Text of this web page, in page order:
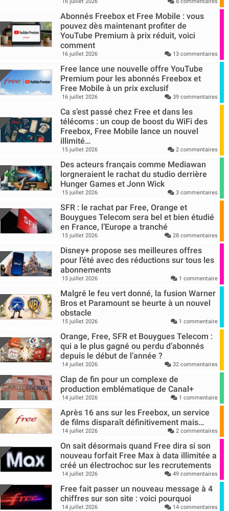
Abonnés Freebox et Free Mobile : vous
pouvez dès maintenant profiter de
YouTube Premium à prix réduit, voici
comment
16 juillet 2026 13 commentaires
Free lance une nouvelle offre YouTube
Premium pour les abonnés Freebox et
Free Mobile à un prix exclusif
16 juillet 2026 39 commentaires
Ca s’est passé chez Free et dans les
télécoms : un coup de boost du WiFi des
Freebox, Free Mobile lance un nouvel
illimité…
15 juillet 2026 2 commentaires
Des acteurs français comme Mediawan
lorgneraient le rachat du studio derrière
Hunger Games et Jonn Wick
15 juillet 2026 3 commentaires
SFR : le rachat par Free, Orange et
Bouygues Telecom sera bel et bien étudié
en France, l’Europe a tranché
15 juillet 2026 28 commentaires
Disney+ propose ses meilleures offres
pour l’été avec des réductions sur tous les
abonnements
15 juillet 2026 1 commentaire
Malgré le feu vert donné, la fusion Warner
Bros et Paramount se heurte à un nouvel
obstacle
15 juillet 2026 1 commentaire
Orange, Free, SFR et Bouygues Telecom :
qui a le plus gagné ou perdu d’abonnés
depuis le début de l’année ?
14 juillet 2026 32 commentaires
Clap de fin pour un complexe de
production emblématique de Canal+
14 juillet 2026 1 commentaire
Après 16 ans sur les Freebox, un service
de films disparaît définitivement mais…
14 juillet 2026 2 commentaires
On sait désormais quand Free dira si son
nouveau forfait Free Max à data illimitée a
créé un électrochoc sur les recrutements
14 juillet 2026 49 commentaires
Free fait passer un nouveau message à 4
chiffres sur son site : voici pourquoi
14 juillet 2026 14 commentaires